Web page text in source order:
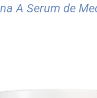
A Serum de